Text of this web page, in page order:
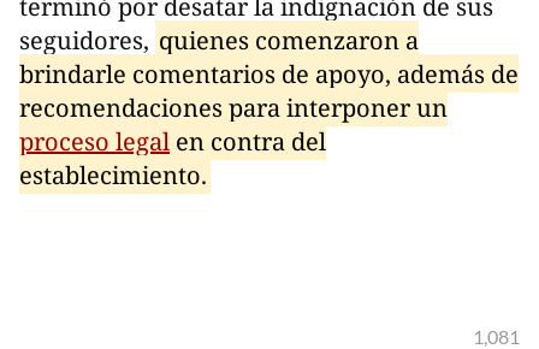
seguidores, quienes comenzaron a
brindarle comentarios de apoyo, además de
recomendaciones para interponer un
proceso legal en contra del
establecimiento.
1,081